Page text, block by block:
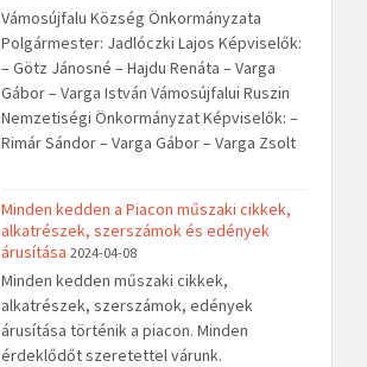
Vámosújfalu Község Önkormányzata
Polgármester: Jadlóczki Lajos Képviselők:
– Götz Jánosné – Hajdu Renáta – Varga
Gábor – Varga István Vámosújfalui Ruszin
Nemzetiségi Önkormányzat Képviselők: –
Rimár Sándor – Varga Gábor – Varga Zsolt
Minden kedden a Piacon műszaki cikkek,
alkatrészek, szerszámok és edények
árusítása 2024-04-08
Minden kedden műszaki cikkek,
alkatrészek, szerszámok, edények
árusítása történik a piacon. Minden
érdeklődőt szeretettel várunk.